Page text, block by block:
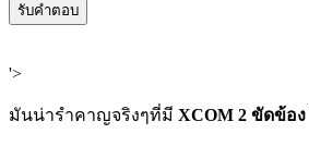
รับคำตอบ
'>
มันน่ารำคาญจริงๆที่มี XCOM 2 ขัดข้อง